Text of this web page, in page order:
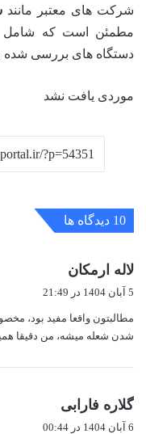
شرکت های معتبر مانند
مطمئن است که شامل
دستگاه های بررسی
موردی یافت نشد
‫10 دیدگاه ها
لاله ارمکان
:
5 آبان 1404 در 21:49
مطالبتون واقعا مفید بود،
شدن شعله میشه، من دقیقا
گلاره فارابی
6 آبان 1404 در 00:44